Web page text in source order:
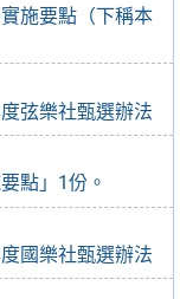
施要點（下稱本
弦樂社甄選辦法
點」1份。
國樂社甄選辦法